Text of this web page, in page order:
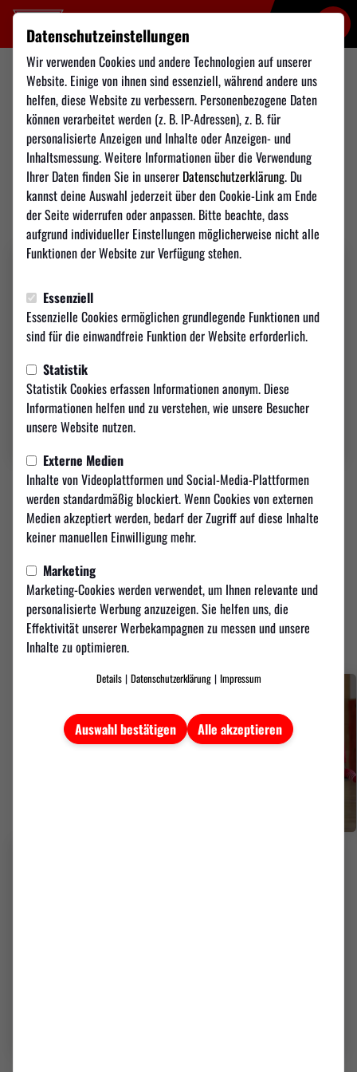
Datenschutzeinstellungen
Wir verwenden Cookies und andere Technologien auf unserer
Website. Einige von ihnen sind essenziell, während andere uns
helfen, diese Website zu verbessern. Personenbezogene Daten
können verarbeitet werden (z. B. IP-Adressen), z. B. für
personalisierte Anzeigen und Inhalte oder Anzeigen- und
Inhaltsmessung. Weitere Informationen über die Verwendung
Ihrer Daten finden Sie in unserer Datenschutzerklärung. Du
kannst deine Auswahl jederzeit über den Cookie-Link am Ende
der Seite widerrufen oder anpassen. Bitte beachte, dass
aufgrund individueller Einstellungen möglicherweise nicht alle
Funktionen der Website zur Verfügung stehen.
Essenziell
Essenzielle Cookies ermöglichen grundlegende Funktionen und
sind für die einwandfreie Funktion der Website erforderlich.
Statistik
Statistik Cookies erfassen Informationen anonym. Diese
Informationen helfen und zu verstehen, wie unsere Besucher
unsere Website nutzen.
Externe Medien
Inhalte von Videoplattformen und Social-Media-Plattformen
werden standardmäßig blockiert. Wenn Cookies von externen
Medien akzeptiert werden, bedarf der Zugriff auf diese Inhalte
keiner manuellen Einwilligung mehr.
Marketing
Marketing-Cookies werden verwendet, um Ihnen relevante und
personalisierte Werbung anzuzeigen. Sie helfen uns, die
Effektivität unserer Werbekampagnen zu messen und unsere
Inhalte zu optimieren.
Details | Datenschutzerklärung | Impressum
Auswahl bestätigen Alle akzeptieren
Futsal-Bundesliga , 18. Spieltag
TSV Weilimdorf
Futsal
5:6
(2:3)
SSV Jahn Regensburg
Futsal
Übersicht Liveticker Aufstellung
FUTSAL
TSV Weilimdorf vs. Jahn
Regensburg Futsal
zum Video
Fotostrecke